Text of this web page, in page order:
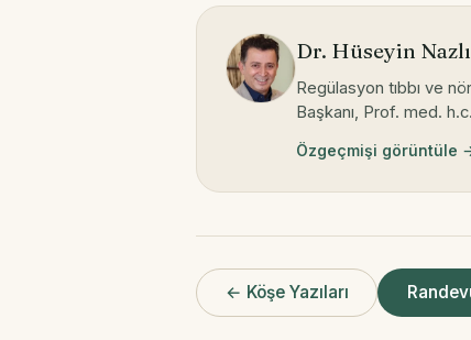
Dr. Hüseyin
Regülasyon tıbbı ve
Başkanı, Prof. med. h.c.
Özgeçmişi görüntüle
← Köşe Yazıları